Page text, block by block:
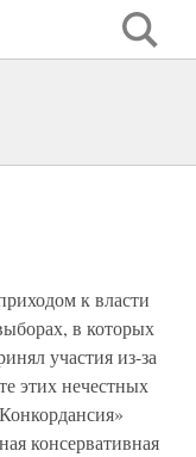
к власти
в которых
участия из-за
этих нечестных
консервативная